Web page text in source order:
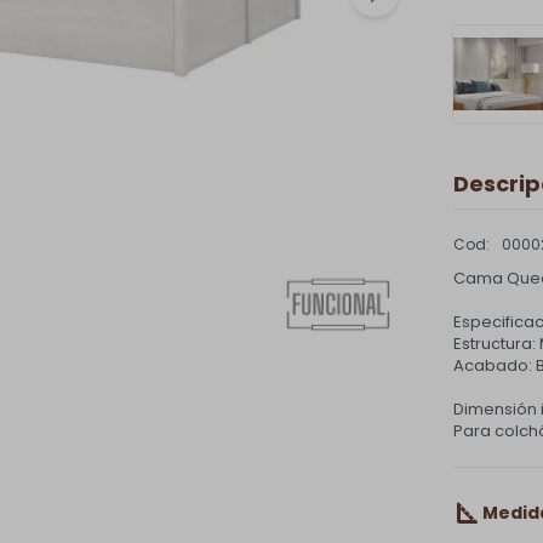
Cama
Acabado:
Dimensión
Para